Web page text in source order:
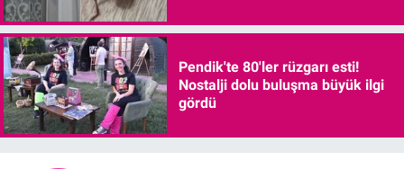
Pendik'te 80'ler rüzgarı esti!
Nostalji dolu buluşma büyük ilgi
gördü